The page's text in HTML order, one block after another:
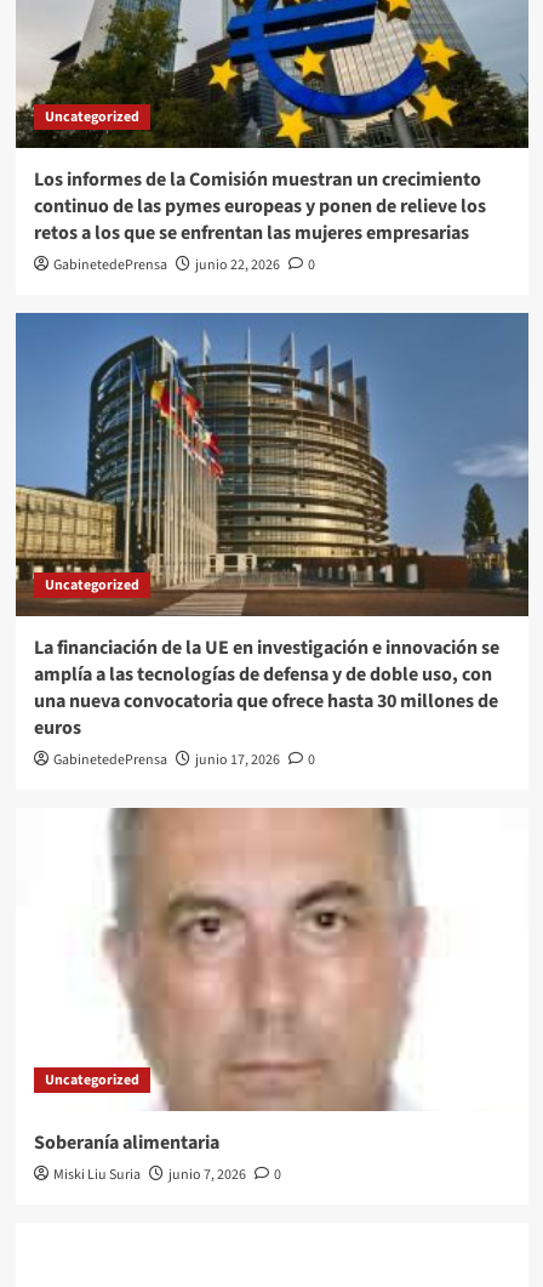
Uncategorized
Los informes de la Comisión muestran un crecimiento
continuo de las pymes europeas y ponen de relieve los
retos a los que se enfrentan las mujeres empresarias
GabinetedePrensa junio 22, 2026 0
Uncategorized
La financiación de la UE en investigación e innovación se
amplía a las tecnologías de defensa y de doble uso, con
una nueva convocatoria que ofrece hasta 30 millones de
euros
GabinetedePrensa junio 17, 2026 0
Uncategorized
Soberanía alimentaria
Miski Liu Suria junio 7, 2026 0